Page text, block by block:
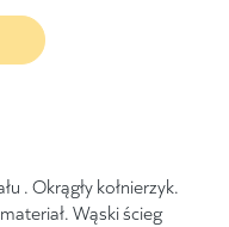
. Okrągły kołnierzyk.
Wąski ścieg